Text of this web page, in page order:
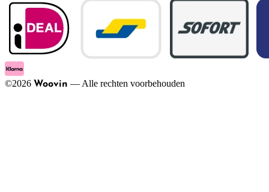
©2026 Woovin — Alle rechten voorbehouden